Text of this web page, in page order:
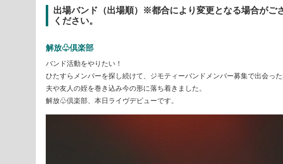
出場バンド（出場順）※都合により変更となる場合がご
ください。
解放♧倶楽部
バンド活動をやりたい！
ひたすらメンバーを探し続けて、ジモティーバンドメンバー募集で出会った
夫や友人の姪を巻き込み今の形に落ち着きました。
解放♧倶楽部、本日ライヴデビューです。